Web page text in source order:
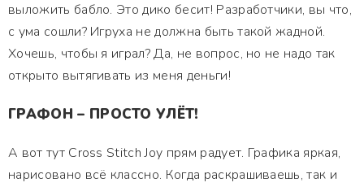
выложить бабло. Это дико бесит! Разработчики, вы что,
с ума сошли? Игруха не должна быть такой жадной.
Хочешь, чтобы я играл? Да, не вопрос, но не надо так
открыто вытягивать из меня деньги!
ГРАФОН – ПРОСТО УЛЁТ!
А вот тут Cross Stitch Joy прям радует. Графика яркая,
нарисовано всё классно. Когда раскрашиваешь, так и